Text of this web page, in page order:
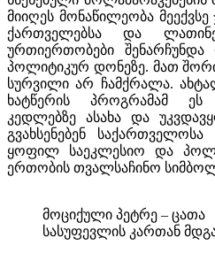
მიიღეს მონაწილეობა
ქართველებსა და
ურთიერთობები
პოლიტიკურ დონეზე. მათ
სურვილი არ ჩამქრალა.
ხატწერის პროგრამამ
კედლებზე ასახა და
გვახსენებენ
ყოფილ საეკლესიო და
ერთობის თვალსაჩინო
მოციქული პეტრე – ცათა
სასუფევლის კართან